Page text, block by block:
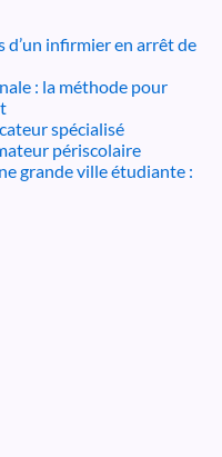
infirmier en arrêt de
: la méthode pour
spécialisé
périscolaire
grande ville étudiante :